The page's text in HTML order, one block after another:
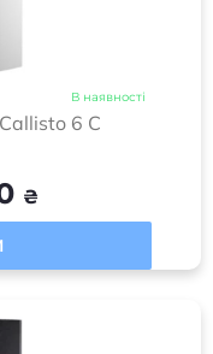
В наявності
6 C
₴